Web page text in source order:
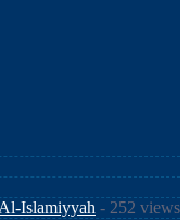
Islamiyyah - 252 views